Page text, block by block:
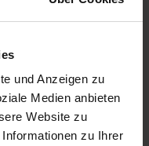
und Anzeigen zu
Medien anbieten
Website zu
zu Ihrer